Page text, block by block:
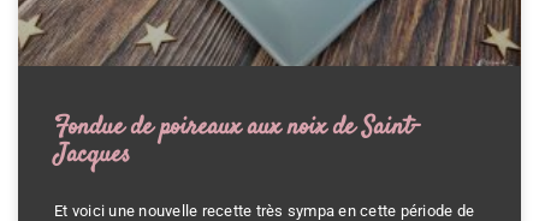
Fondue de poireaux aux noix de Saint-
Jacques
Et voici une nouvelle recette très sympa en cette période de